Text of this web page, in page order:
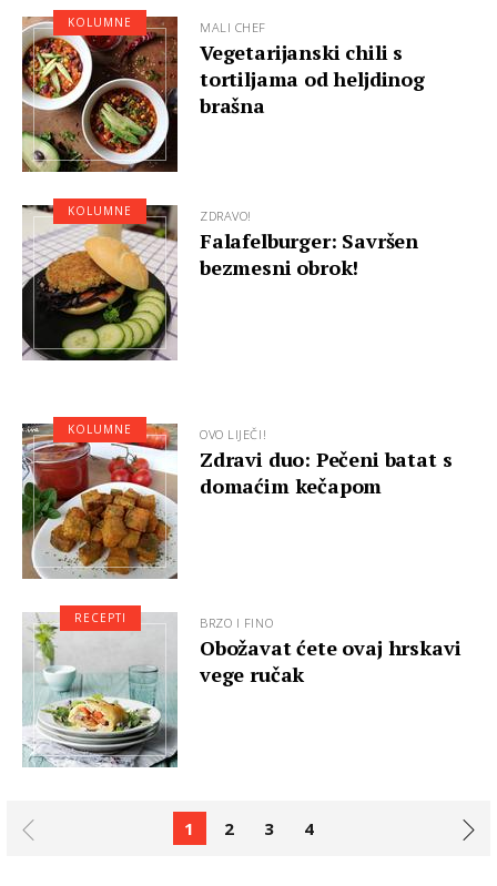
MALI CHEF
Vegetarijanski chili s
tortiljama od heljdinog
brašna
KOLUMNE
ZDRAVO!
Falafelburger: Savršen
bezmesni obrok!
KOLUMNE
OVO LIJEČI!
Zdravi duo: Pečeni batat s
domaćim kečapom
KOLUMNE
BRZO I FINO
Obožavat ćete ovaj hrskavi
vege ručak
RECEPTI
1 2 3 4